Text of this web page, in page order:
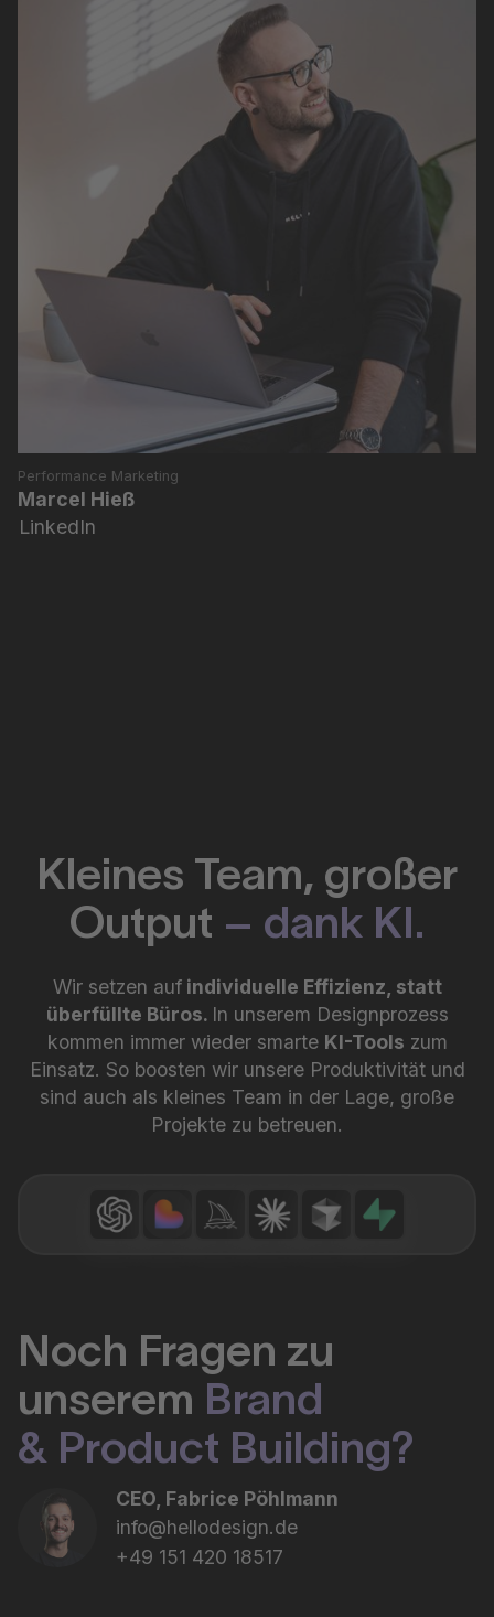
Performance Marketing
Marcel Hieß
LinkedIn
Kleines Team, großer
Output – dank KI.
Wir setzen aufindividuelle Effizienz, statt
überfüllte Büros. In unserem Designprozess
kommen immer wieder smarte KI-Tools zum
Einsatz. So boosten wir unsere Produktivität und
sind auch als kleines Team in der Lage, große
Projekte zu betreuen.
Noch Fragen zu
unserem Brand
& Product Building?
CEO, Fabrice Pöhlmann
info@hellodesign.de
+49 151 420 18517